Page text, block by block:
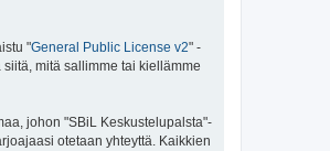
"General Public License v2" -
mitä sallimme tai kiellämme
johon "SBiL Keskustelupalsta"-
otetaan yhteyttä. Kaikkien